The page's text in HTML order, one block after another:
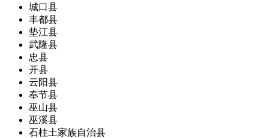
城口县
丰都县
垫江县
武隆县
忠县
开县
云阳县
奉节县
巫山县
巫溪县
石柱土家族自治县